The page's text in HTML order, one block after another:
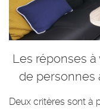
Les réponses
de personnes
Deux critères sont à